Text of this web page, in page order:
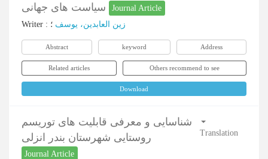
Journal Article
Writer : زین العابدین، یوسف ؛
Abstract keyword Address
Related articles Others recommend to see
Download
شناسایی و معرفی قابلیت های توریسم
روستایی شهرستان بندر انزلی
Journal Article
Translation